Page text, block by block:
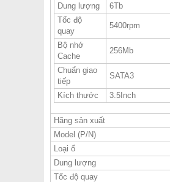
Dung lượng
6Tb
Tốc độ
quay
5400rpm
Bộ nhớ
Cache
256Mb
Chuẩn giao
tiếp
SATA3
Kích thước 3.5Inch
Hãng sản xuất
Model (P/N)
Loại ổ
Dung lượng
Tốc độ quay